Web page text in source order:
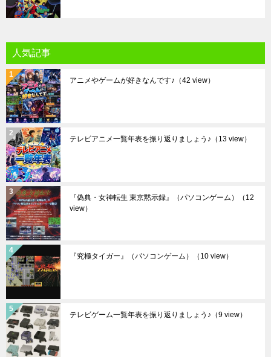
人気記事
アニメやゲームが好きなんです♪ （42 view）
テレビアニメ一覧年表を振り返りましょう♪ （13 view）
『偽典・女神転生 東京黙示録』（パソコンゲーム）
（12
view）
『究極タイガー』（パソコンゲーム） （10 view）
テレビゲーム一覧年表を振り返りましょう♪ （9 view）